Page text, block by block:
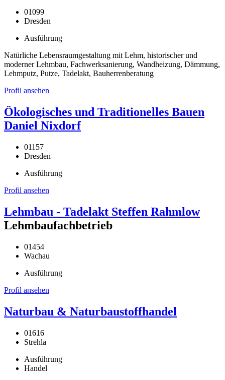
01099
Dresden
Ausführung
Natürliche Lebensraumgestaltung mit Lehm, historischer und
moderner Lehmbau, Fachwerksanierung, Wandheizung, Dämmung,
Lehmputz, Putze, Tadelakt, Bauherrenberatung
Profil ansehen
Ökologisches und Traditionelles Bauen
Daniel Nixdorf
01157
Dresden
Ausführung
Profil ansehen
Lehmbau - Tadelakt Steffen Rahmlow
Lehmbaufachbetrieb
01454
Wachau
Ausführung
Profil ansehen
Naturbau & Naturbaustoffhandel
01616
Strehla
Ausführung
Handel